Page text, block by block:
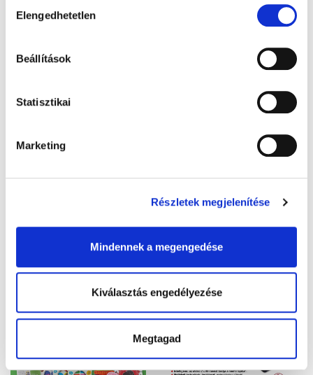
kiválasztása
Elengedhetetlen
Beállítások
Statisztikai
Marketing
Részletek megjelenítése
Mindennek a megengedése
Kiválasztás engedélyezése
Megtagad
Válaszoljon három kérdésünkre, és nyerje meg
Az online vásárlás sötét oldala: így
óvjuk meg magunkat és gyermekeinket
étrendkiegészítők, színes-szagos e-cigaretták, va ...